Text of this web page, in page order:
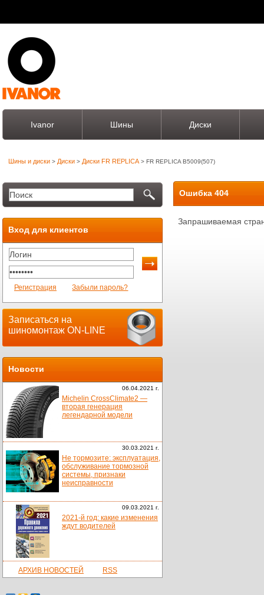
Ivanor Шины Диски
Шины и диски > Диски > Диски FR REPLICA > FR REPLICA B5009(507)
Вход для клиентов
Регистрация Забыли пароль?
Записаться на
шиномонтаж ON-LINE
Новости
06.04.2021 г.
Michelin CrossClimate2 —
вторая генерация
легендарной модели
30.03.2021 г.
Не тормозите: эксплуатация,
обслуживание тормозной
системы, признаки
неисправности
09.03.2021 г.
2021-й год: какие изменения
ждут водителей
АРХИВ НОВОСТЕЙ RSS
Ошибка 404
Запрашиваемая